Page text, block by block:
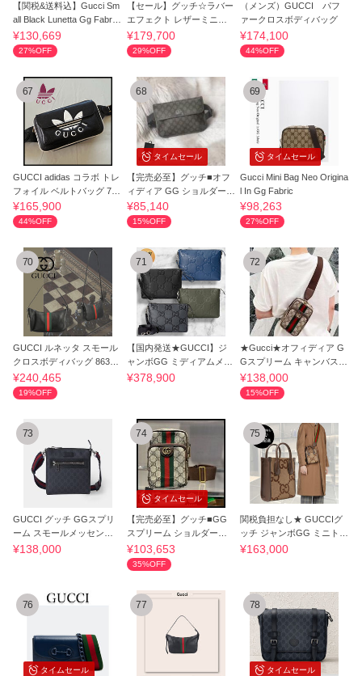
【関税&送料込】Gucci Sm
all Black Lunetta Gg Fabric
Bag
¥130,669
27%OFF
【セール】グッチ☆ラバー
エフェクト レザーミニバ
ッグ☆794062
¥179,700
29%OFF
（メンズ）GUCCI パフ
ァークロスボディバッグ
¥174,100
44%OFF
67
GUCCI adidas コラボ トレ
フォイル ベルトバッグ 722
141
¥165,900
44%OFF
タイムセール
68
【完売必至】グッチ■オフ
ィディア GG ショルダーバ
ッグ
¥85,140
15%OFF
タイムセール
69
Gucci Mini Bag Neo Origina
l In Gg Fabric
¥98,263
27%OFF
70
GUCCI ルネッタ スモール
クロスボディバッグ 86340
6AAGF
¥240,465
19%OFF
71
【国内発送★GUCCI】ジ
ャンボGG ミディアムメッ
センジャーバッグ
¥378,900
72
★Gucci★オフィディア G
Gスプリーム キャンバスミ
ニバッグ
¥138,000
15%OFF
73
GUCCI グッチ GGスプリ
ーム スモールメッセンジ
ャーバッグ
¥138,000
タイムセール
74
【完売必至】グッチ■GG
スプリーム ショルダーバ
ッグ
¥103,653
35%OFF
75
関税負担なし★ GUCCIグ
ッチ ジャンボGG ミニトー
トバッグ
¥163,000
タイムセール
76 77
タイムセール
78